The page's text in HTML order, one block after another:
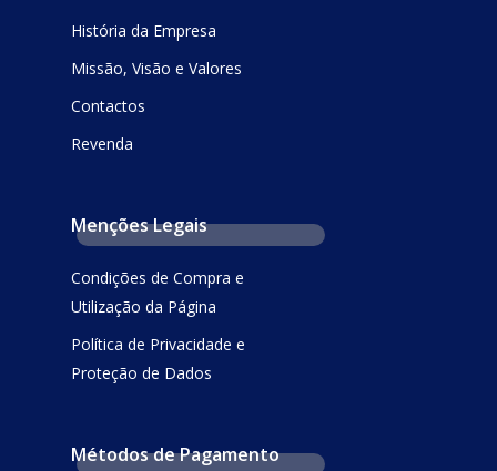
História da Empresa
Missão, Visão e Valores
Contactos
Revenda
Menções Legais
Condições de Compra e
Utilização da Página
Política de Privacidade e
Proteção de Dados
Métodos de Pagamento